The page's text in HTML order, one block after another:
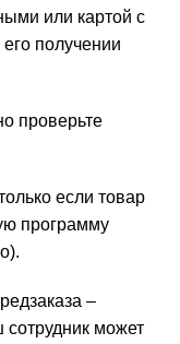
или картой с
получении
проверьте
если товар
программу
–
сотрудник может